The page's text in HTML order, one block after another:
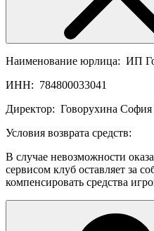
Наименование юрлица: ИП
ИНН: 784800033041
Директор: Говорухина София
Условия возврата средств:
В случае невозможности
сервисом клуб оставляет за
компенсировать средства